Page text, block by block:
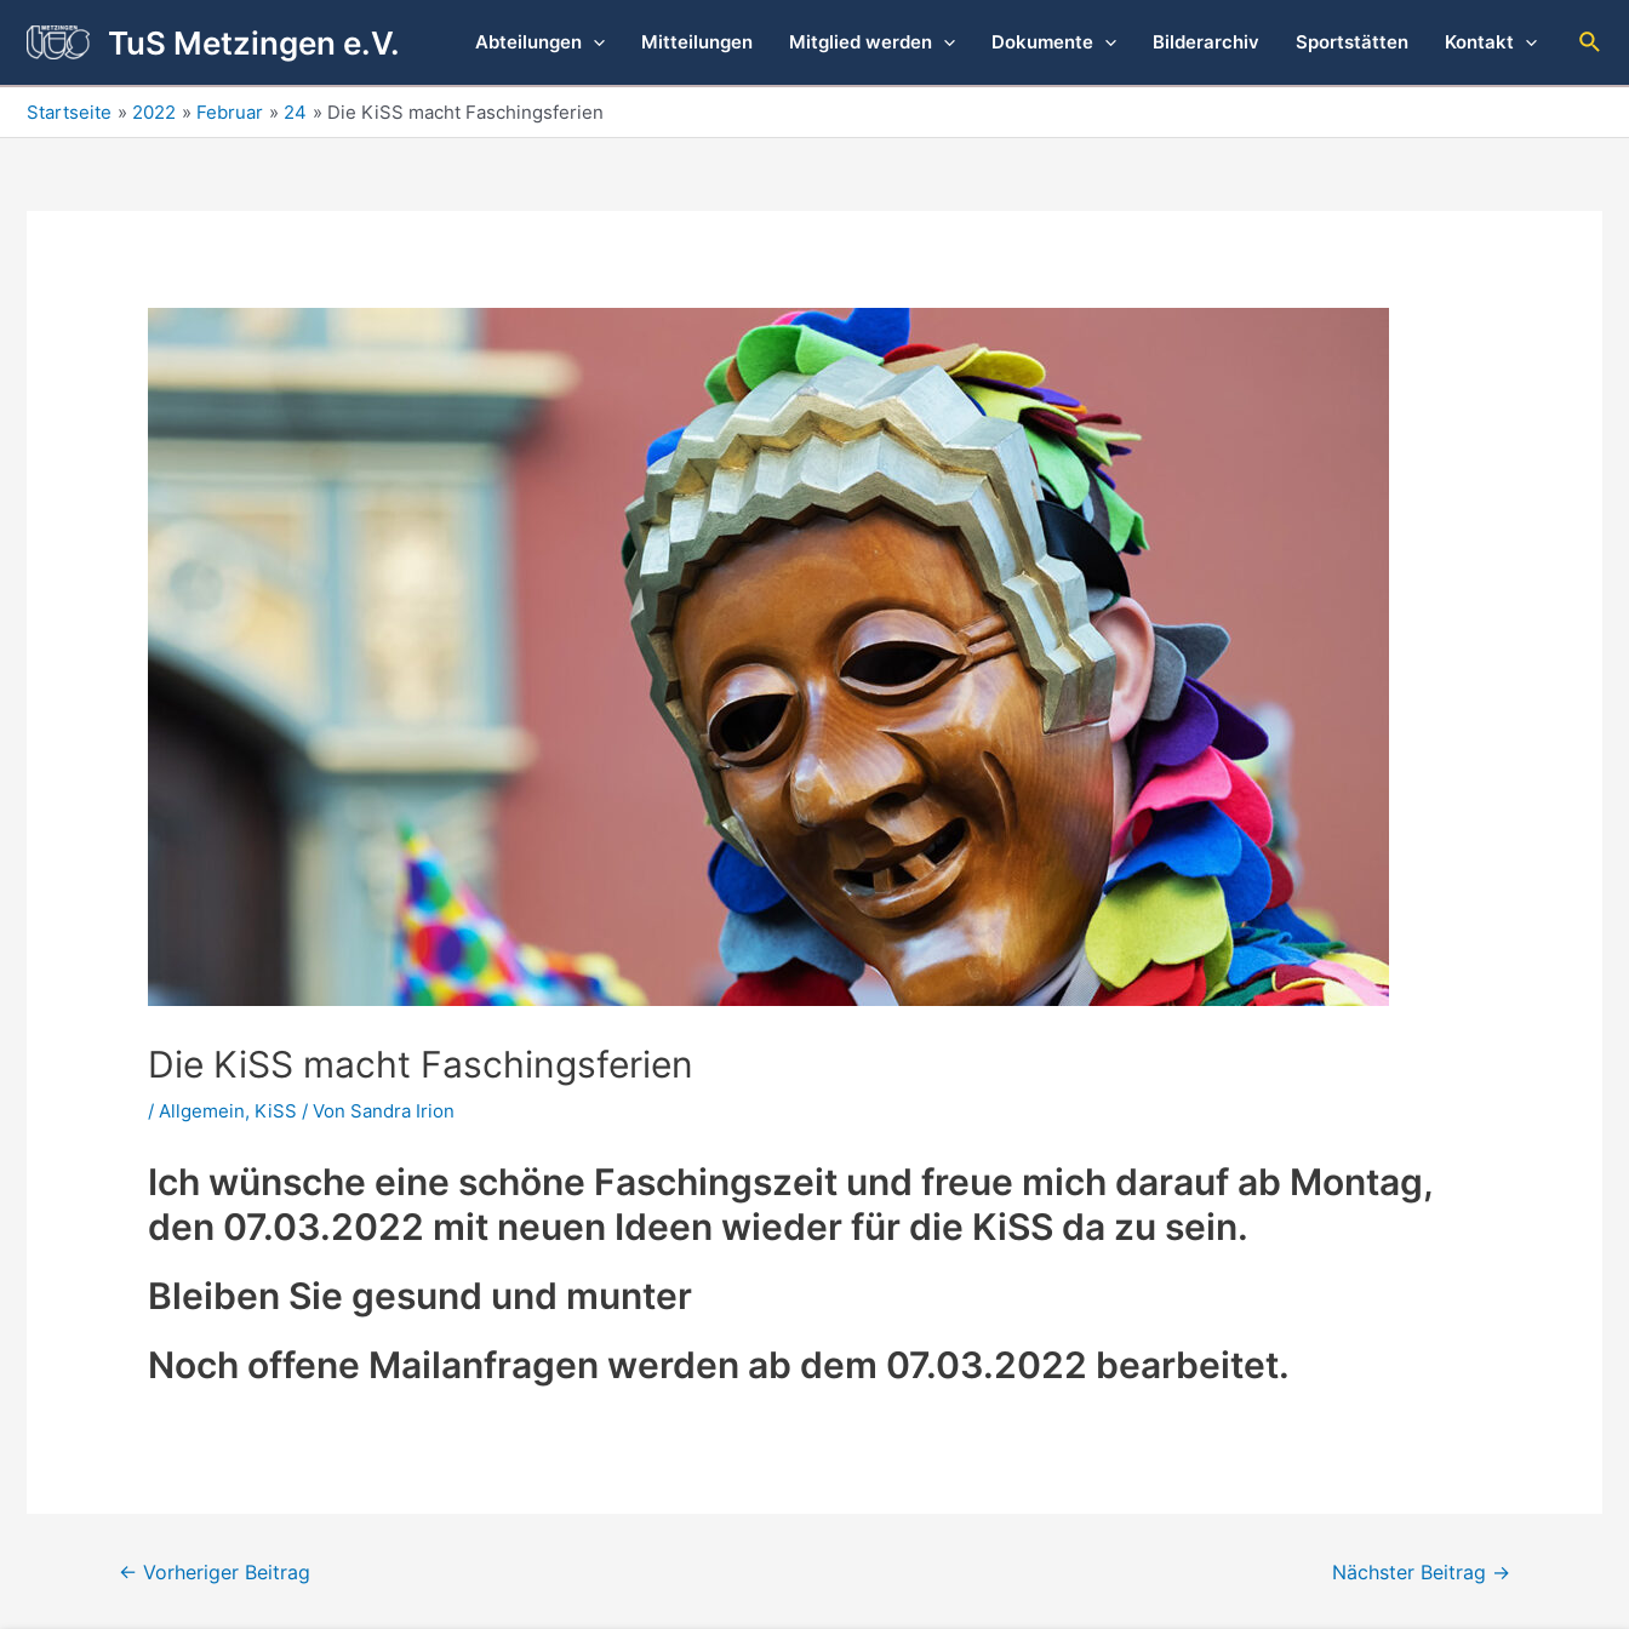
Inhalt
TuS Metzingen e.V. Abteilungen Mitteilungen Mitglied werden Dokumente Bilderarchiv Sportstätten Kontakt
Startseite 2022 Februar 24 Die KiSS macht Faschingsferien
Die KiSS macht Faschingsferien
/Allgemein, KiSS / Von Sandra Irion
Ich wünsche eine schöne Faschingszeit und freue mich darauf ab Montag,
den 07.03.2022 mit neuen Ideen wieder für die KiSS da zu sein.
Bleiben Sie gesund und munter
Noch offene Mailanfragen werden ab dem 07.03.2022 bearbeitet.
Beitragsnavigation
← Vorheriger Beitrag Nächster Beitrag →